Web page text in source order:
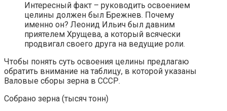
Интересный факт – руководить освоением
целины должен был Брежнев. Почему
именно он? Леонид Ильич был давним
приятелем Хрущева, а который всячески
продвигал своего друга на ведущие роли.
Чтобы понять суть освоения целины предлагаю
обратить внимание на таблицу, в которой указаны
Валовые сборы зерна в СССР.
Собрано зерна (тысяч тонн)